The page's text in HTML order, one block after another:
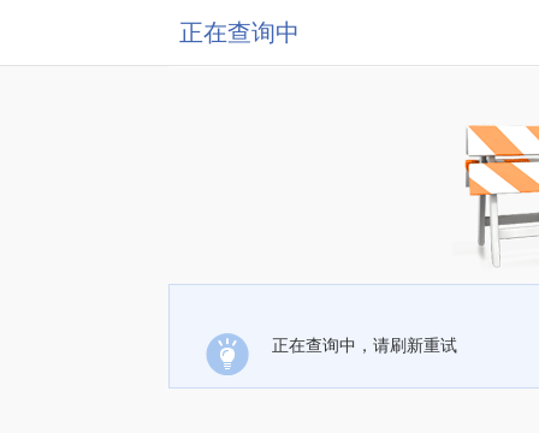
正在查询中
正在查询中，请刷新重试